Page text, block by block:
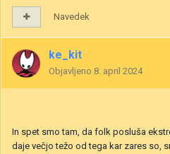
Navedek
ke_kit
Objavljeno 8. april 2024
In spet smo tam, da folk posluša
daje večjo težo od tega kar zares so,